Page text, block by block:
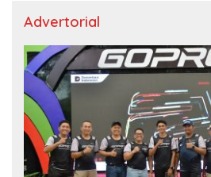
Advertorial